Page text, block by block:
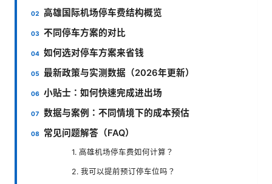
高雄国际机场停车费结构概览
不同停车方案的对比
如何选对停车方案来省钱
最新政策与实测数据（2026年更新）
小贴士：如何快速完成进出场
数据与案例：不同情境下的成本预估
常见问题解答（FAQ）
1. 高雄机场停车费如何计算？
2. 我可以提前预订停车位吗？